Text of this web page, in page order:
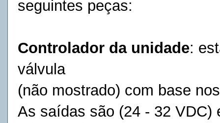
seguintes peças:
Controlador da unidade:
válvula
(não mostrado) com base
As saídas são (24 - 32 VDC)